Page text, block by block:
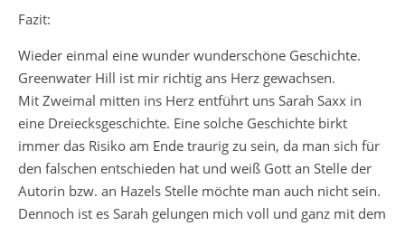
Fazit:
Wieder einmal eine wunder wunderschöne Geschichte.
Greenwater Hill ist mir richtig ans Herz gewachsen.
Mit Zweimal mitten ins Herz entführt uns Sarah Saxx in
eine Dreiecksgeschichte. Eine solche Geschichte birkt
immer das Risiko am Ende traurig zu sein, da man sich für
den falschen entschieden hat und weiß Gott an Stelle der
Autorin bzw. an Hazels Stelle möchte man auch nicht sein.
Dennoch ist es Sarah gelungen mich voll und ganz mit dem